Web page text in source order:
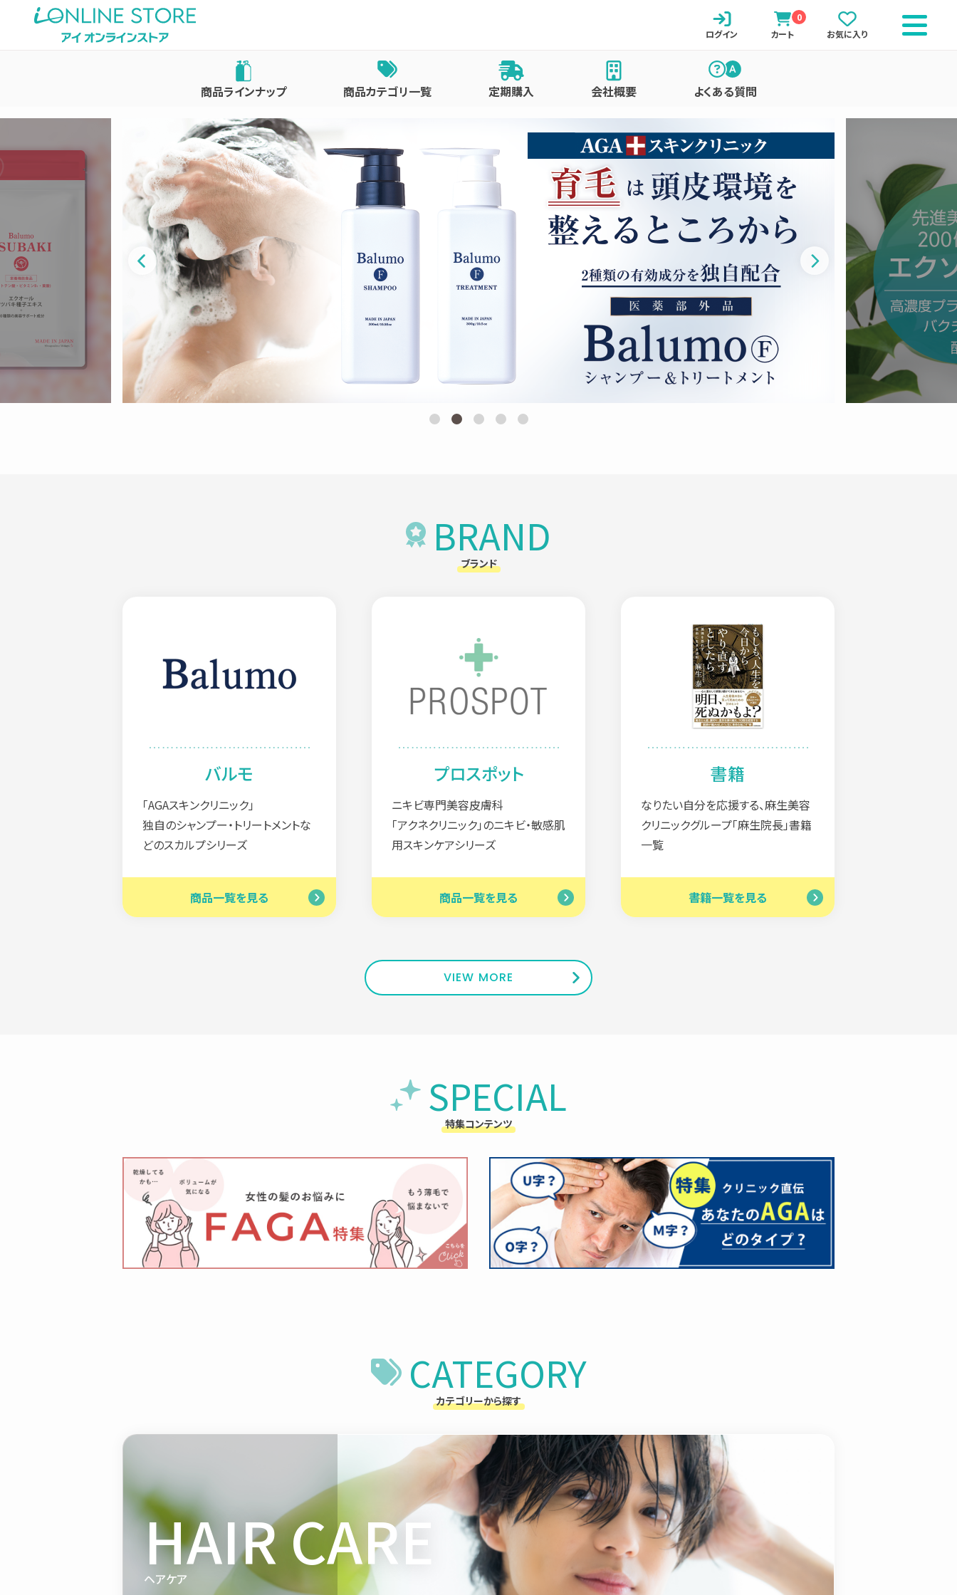
トップ
インフォメーション
ブランド
Balumo
PROSPOT
定期購入
商品カテゴリ一覧
購入履歴
ポイント情報
よくあるご質問
お問い合わせ
ショッピングガイド
定期便について
返品・交換・キャンセルについて
マイページについて
サービスについて
プライバシーポリシー
ログイン
ログイン カート
0
お気に入り
商品ラインナップ 商品カテゴリ一覧 定期購入 会社概要 よくある質問
BRAND
ブランド
バルモ
「AGAスキンクリニック」
独自のシャンプー・トリートメントな
どのスカルプシリーズ
商品一覧を見る
プロスポット
ニキビ専門美容皮膚科
「アクネクリニック」のニキビ・敏感肌
用スキンケアシリーズ
商品一覧を見る
書籍
なりたい自分を応援する、麻生美容
クリニックグループ「麻生院長」書籍
一覧
書籍一覧を見る
VIEW MORE
SPECIAL
特集コンテンツ
CATEGORY
カテゴリーから探す
HAIR CARE
ヘアケア